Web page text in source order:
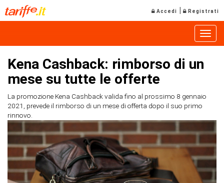
Accedi | Registrati
Kena Cashback: rimborso di un
mese su tutte le offerte
La promozione Kena Cashback valida fino al prossimo 8 gennaio
2021, prevede il rimborso di un mese di offerta dopo il suo primo
rinnovo.